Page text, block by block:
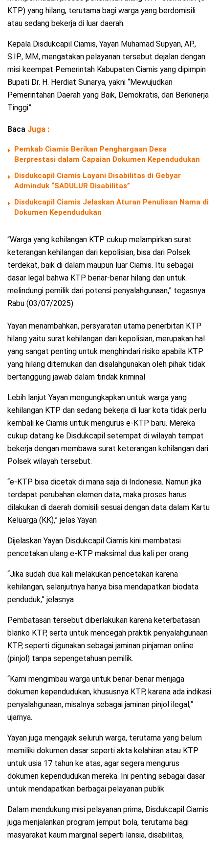
KTP) yang hilang, terutama bagi warga yang berdomisili
atau sedang bekerja di luar daerah.
Kepala Disdukcapil Ciamis, Yayan Muhamad Supyan, AP.,
S.IP., MM, mengatakan pelayanan tersebut dejalan dengan
misi keempat Pemerintah Kabupaten Ciamis yang dipimpin
Bupati Dr. H. Herdiat Sunarya, yakni “Mewujudkan
Pemerintahan Daerah yang Baik, Demokratis, dan Berkinerja
Tinggi”
Baca Juga :
Pemkab Ciamis Berikan Penghargaan Desa
Berprestasi dalam Capaian Dokumen Kependudukan
Disdukcapil Ciamis Layani Disabilitas di Gebyar
Adminduk “SADULUR Disabilitas”
Disdukcapil Ciamis Jelaskan Aturan Penulisan Nama di
Dokumen Kependudukan
“Warga yang kehilangan KTP cukup melampirkan surat
keterangan kehilangan dari kepolisian, bisa dari Polsek
terdekat, baik di dalam maupun luar Ciamis. Itu sebagai
dasar legal bahwa KTP benar-benar hilang dan untuk
melindungi pemilik dari potensi penyalahgunaan,” tegasnya
Rabu (03/07/2025).
Yayan menambahkan, persyaratan utama penerbitan KTP
hilang yaitu surat kehilangan dari kepolisian, merupakan hal
yang sangat penting untuk menghindari risiko apabila KTP
yang hilang ditemukan dan disalahgunakan oleh pihak tidak
bertanggung jawab dalam tindak kriminal
Lebih lanjut Yayan mengungkapkan untuk warga yang
kehilangan KTP dan sedang bekerja di luar kota tidak perlu
kembali ke Ciamis untuk mengurus e-KTP baru. Mereka
cukup datang ke Disdukcapil setempat di wilayah tempat
bekerja dengan membawa surat keterangan kehilangan dari
Polsek wilayah tersebut.
“e-KTP bisa dicetak di mana saja di Indonesia. Namun jika
terdapat perubahan elemen data, maka proses harus
dilakukan di daerah domisili sesuai dengan data dalam Kartu
Keluarga (KK),” jelas Yayan
Dijelaskan Yayan Disdukcapil Ciamis kini membatasi
pencetakan ulang e-KTP maksimal dua kali per orang.
“Jika sudah dua kali melakukan pencetakan karena
kehilangan, selanjutnya hanya bisa mendapatkan biodata
penduduk,” jelasnya
Pembatasan tersebut diberlakukan karena keterbatasan
blanko KTP, serta untuk mencegah praktik penyalahgunaan
KTP, seperti digunakan sebagai jaminan pinjaman online
(pinjol) tanpa sepengetahuan pemilik.
“Kami mengimbau warga untuk benar-benar menjaga
dokumen kependudukan, khususnya KTP, karena ada indikasi
penyalahgunaan, misalnya sebagai jaminan pinjol ilegal,”
ujarnya.
Yayan juga mengajak seluruh warga, terutama yang belum
memiliki dokumen dasar seperti akta kelahiran atau KTP
untuk usia 17 tahun ke atas, agar segera mengurus
dokumen kependudukan mereka. Ini penting sebagai dasar
untuk mendapatkan berbagai pelayanan publik
Dalam mendukung misi pelayanan prima, Disdukcapil Ciamis
juga menjalankan program jemput bola, terutama bagi
masyarakat kaum marginal seperti lansia, disabilitas,